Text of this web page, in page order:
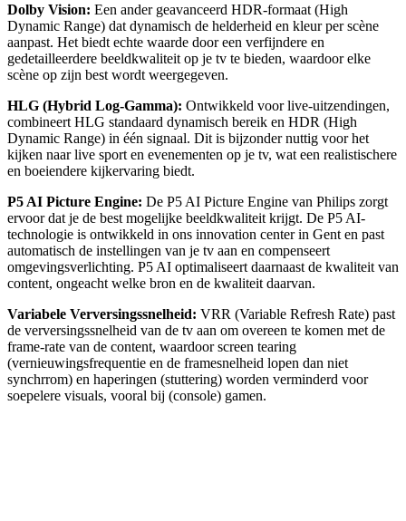
Dolby Vision: Een ander geavanceerd HDR-formaat (High
Dynamic Range) dat dynamisch de helderheid en kleur per scène
aanpast. Het biedt echte waarde door een verfijndere en
gedetailleerdere beeldkwaliteit op je tv te bieden, waardoor elke
scène op zijn best wordt weergegeven.
HLG (Hybrid Log-Gamma): Ontwikkeld voor live-uitzendingen,
combineert HLG standaard dynamisch bereik en HDR (High
Dynamic Range) in één signaal. Dit is bijzonder nuttig voor het
kijken naar live sport en evenementen op je tv, wat een realistischere
en boeiendere kijkervaring biedt.
P5 AI Picture Engine: De P5 AI Picture Engine van Philips zorgt
ervoor dat je de best mogelijke beeldkwaliteit krijgt. De P5 AI-
technologie is ontwikkeld in ons innovation center in Gent en past
automatisch de instellingen van je tv aan en compenseert
omgevingsverlichting. P5 AI optimaliseert daarnaast de kwaliteit van
content, ongeacht welke bron en de kwaliteit daarvan.
Variabele Verversingssnelheid: VRR (Variable Refresh Rate) past
de verversingssnelheid van de tv aan om overeen te komen met de
frame-rate van de content, waardoor screen tearing
(vernieuwingsfrequentie en de framesnelheid lopen dan niet
synchrrom) en haperingen (stuttering) worden verminderd voor
soepelere visuals, vooral bij (console) gamen.